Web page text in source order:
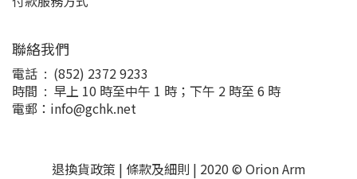
聯絡我們
電話 : (852) 2372 9233
時間 : 早上 10 時至中午 1 時；下午 2 時至 6 時
電郵：info@gchk.net
退換貨政策 | 條款及細則 | 2020 © Orion Arm